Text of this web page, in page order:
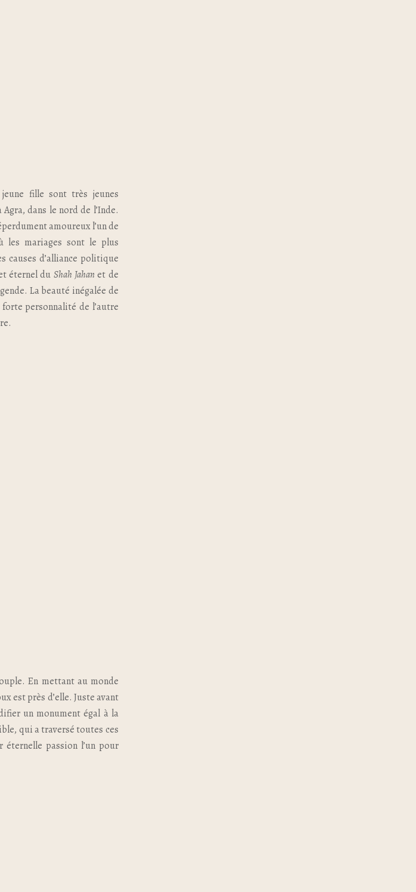
fille sont très jeunes
dans le nord de l’Inde.
amoureux l’un de
les mariages sont le plus
causes d’alliance politique
éternel du Shah Jahan et de
La beauté inégalée de
personnalité de l’autre
En mettant au monde
est près d’elle. Juste avant
un monument égal à la
qui a traversé toutes ces
passion l’un pour